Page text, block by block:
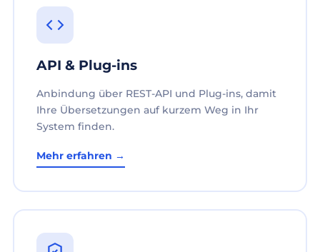
API & Plug-ins
Anbindung über REST-API und Plug-ins, damit
Ihre Übersetzungen auf kurzem Weg in Ihr
System finden.
Mehr erfahren →